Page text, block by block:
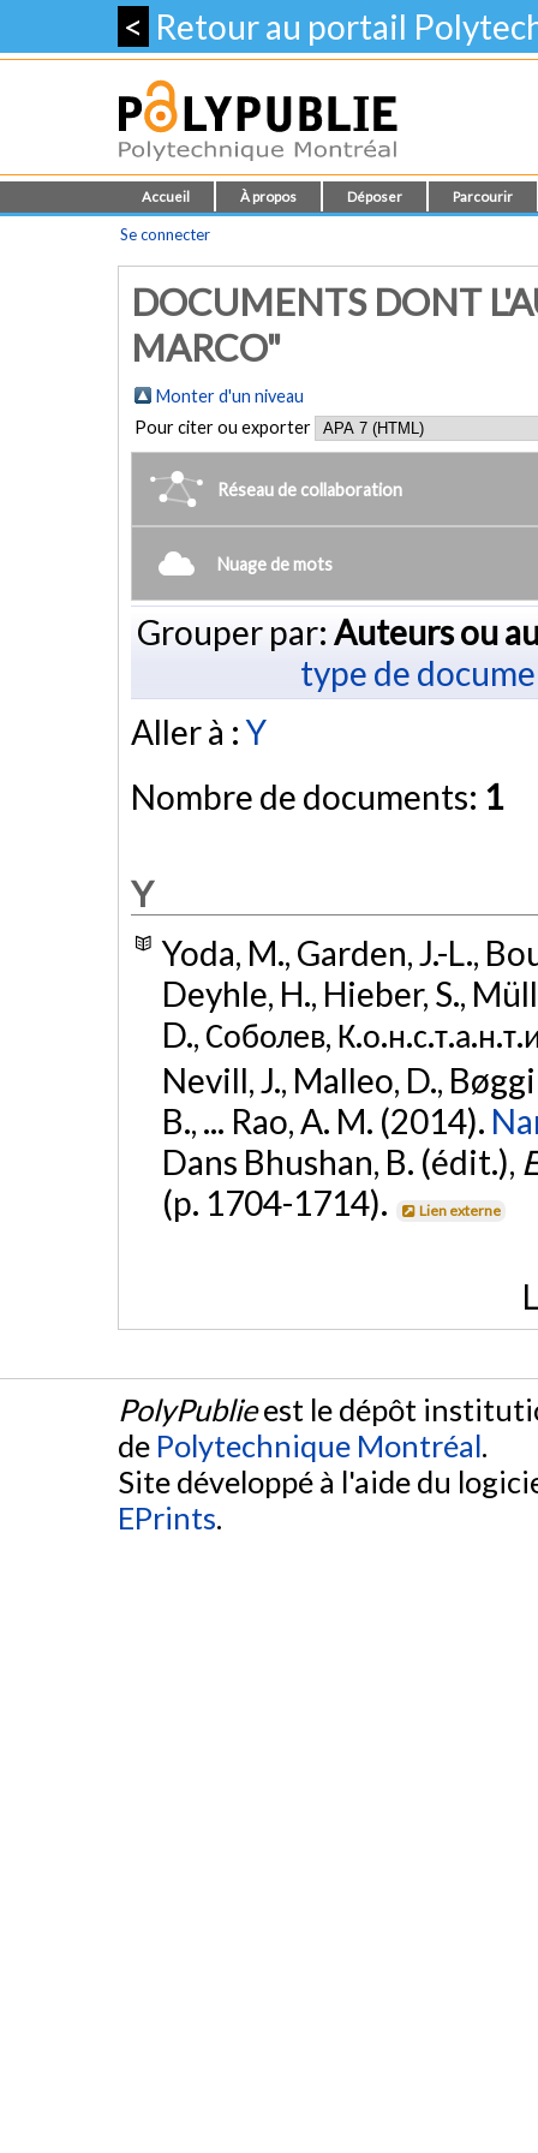
< Retour au portail
Accueil À propos Déposer Parcourir
Se connecter
DOCUMENTS DONT
MARCO"
Monter d'un niveau
Pour citer ou exporter
Réseau de collaboration
Nuage de mots
Grouper par: Auteurs ou
type de
Aller à :Y
Nombre de documents: 1
Y
Yoda, M., Garden, J.-L.,
Deyhle, H., Hieber, S.,
D., Соболев,
Nevill, J., Malleo, D.,
B., ... Rao, A. M. (2014).
Dans Bhushan, B. (édit.),
(p. 1704-1714).
Lien externe
PolyPublieest le dépôt
de Polytechnique Montréal.
Site développé à l'aide du
EPrints.